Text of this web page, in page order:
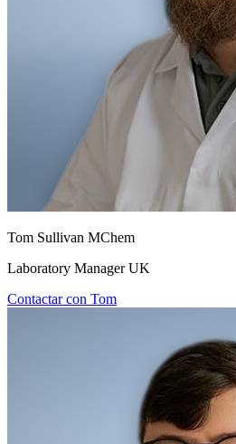
Tom Sullivan MChem
Laboratory Manager UK
Contactar con Tom